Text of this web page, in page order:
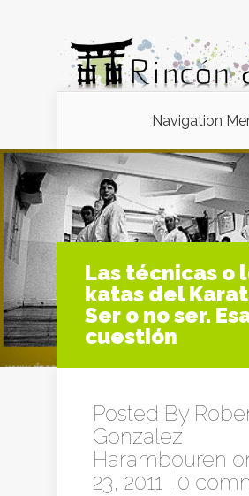
Navigation
Las técnicas o
katas del
Ser o no ser.
cuestión
Posted By
Gonzalez
Harambouren
23, 2011 | 0